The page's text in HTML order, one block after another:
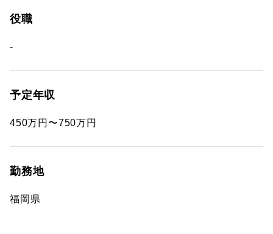
役職
-
予定年収
450万円〜750万円
勤務地
福岡県